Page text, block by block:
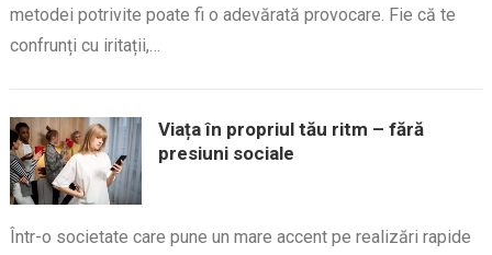
metodei potrivite poate fi o adevărată provocare. Fie că te
confrunți cu iritații,…
Viața în propriul tău ritm – fără
presiuni sociale
Într-o societate care pune un mare accent pe realizări rapide